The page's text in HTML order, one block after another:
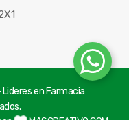
en Farmacia